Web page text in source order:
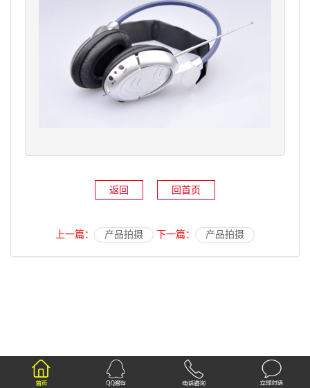
返回 回首页
上一篇： 产品拍摄 下一篇： 产品拍摄